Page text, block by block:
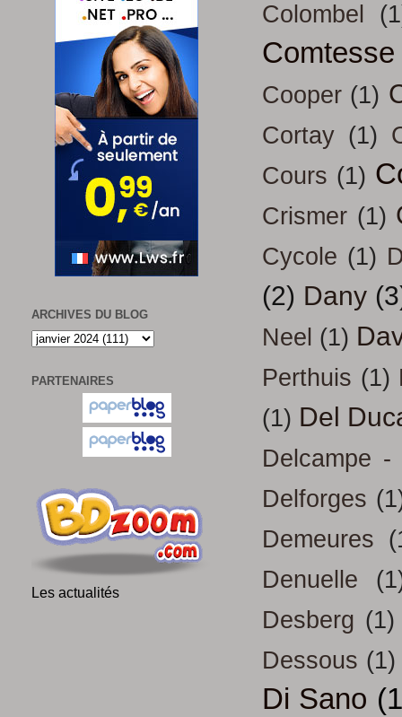
Colombel
Cooper (1)
Cortay (1)
Cours (1)
Crismer (1)
Cycole (1)
(2) Dany
Neel (1)
Perthuis (1)
(1) Del
Delcampe -
Delforges
Demeures
Denuelle
Desberg (1)
Dessous (1)
Di Sano
ARCHIVES DU BLOG
PARTENAIRES
Les actualités